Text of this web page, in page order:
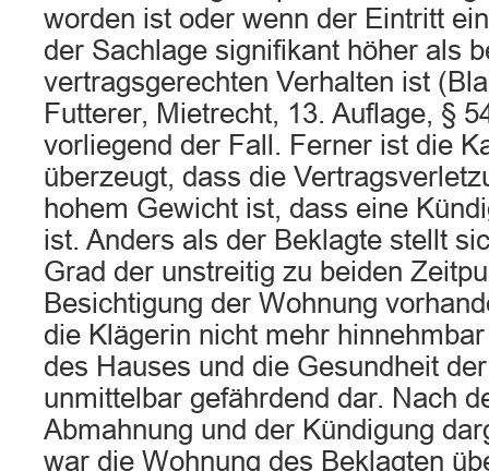
worden ist oder wenn der Eintritt
der Sachlage signifikant höher als
vertragsgerechten Verhalten ist
Futterer, Mietrecht, 13. Auflage, §
vorliegend der Fall. Ferner ist die
überzeugt, dass die
hohem Gewicht ist, dass eine
ist. Anders als der Beklagte stellt
Grad der unstreitig zu beiden
Besichtigung der Wohnung
die Klägerin nicht mehr
des Hauses und die Gesundheit
unmittelbar gefährdend dar. Nach
Abmahnung und der Kündigung
war die Wohnung des Beklagten